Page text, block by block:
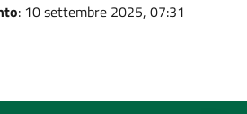
: 10 settembre 2025, 07:31